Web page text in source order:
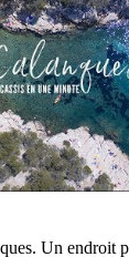
Un endroit